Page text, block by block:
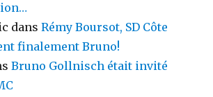
dansRémy Boursot, SD Côte
finalement Bruno!
Bruno Gollnisch était invité